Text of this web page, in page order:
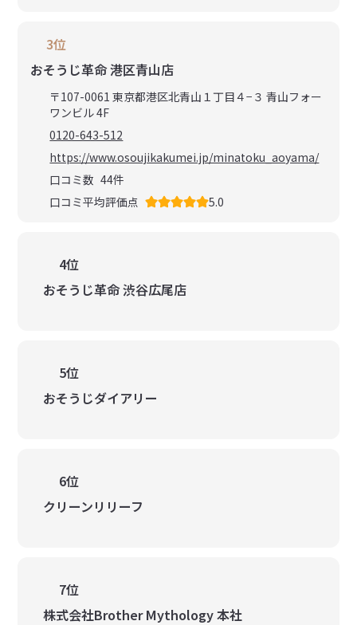
3位
おそうじ革命 港区青山店
〒107-0061 東京都港区北青山１丁目４−３ 青山フォー
ワンビル 4F
0120-643-512
https://www.osoujikakumei.jp/minatoku_aoyama/
口コミ数 44件
口コミ平均評価点
5.0
4位
おそうじ革命 渋谷広尾店
5位
おそうじダイアリー
6位
クリーンリリーフ
7位
株式会社Brother Mythology 本社